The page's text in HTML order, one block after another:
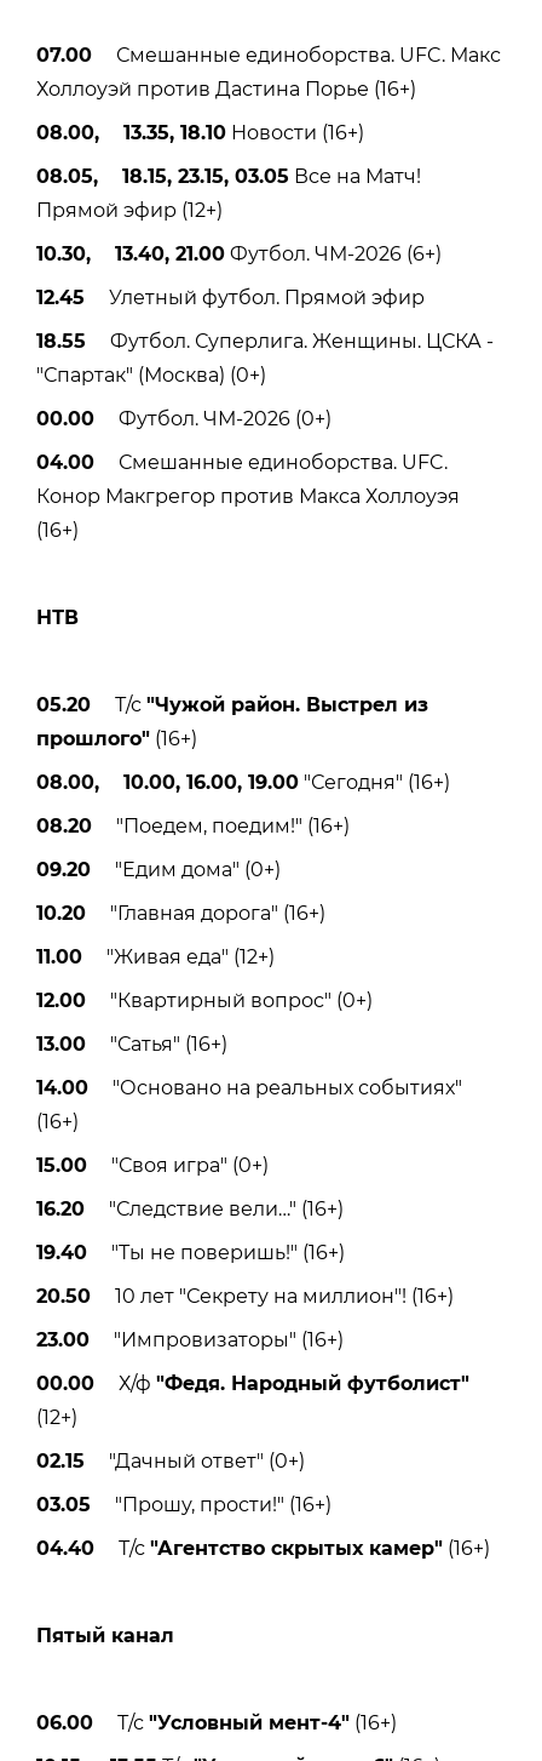
07.00 Смешанные единоборства. UFC. Макс
Холлоуэй против Дастина Порье (16+)
08.00, 13.35, 18.10 Новости (16+)
08.05, 18.15, 23.15, 03.05 Все на Матч!
Прямой эфир (12+)
10.30, 13.40, 21.00 Футбол. ЧМ-2026 (6+)
12.45 Улетный футбол. Прямой эфир
18.55 Футбол. Суперлига. Женщины. ЦСКА -
"Спартак" (Москва) (0+)
00.00 Футбол. ЧМ-2026 (0+)
04.00 Смешанные единоборства. UFC.
Конор Макгрегор против Макса Холлоуэя
(16+)
НТВ
05.20 Т/с "Чужой район. Выстрел из
прошлого" (16+)
08.00, 10.00, 16.00, 19.00 "Сегодня" (16+)
08.20 "Поедем, поедим!" (16+)
09.20 "Едим дома" (0+)
10.20 "Главная дорога" (16+)
11.00 "Живая еда" (12+)
12.00 "Квартирный вопрос" (0+)
13.00 "Сатья" (16+)
14.00 "Основано на реальных событиях"
(16+)
15.00 "Своя игра" (0+)
16.20 "Следствие вели…" (16+)
19.40 "Ты не поверишь!" (16+)
20.50 10 лет "Секрету на миллион"! (16+)
23.00 "Импровизаторы" (16+)
00.00 Х/ф "Федя. Народный футболист"
(12+)
02.15 "Дачный ответ" (0+)
03.05 "Прошу, прости!" (16+)
04.40 Т/с "Агентство скрытых камер" (16+)
Пятый канал
06.00 Т/с "Условный мент-4" (16+)